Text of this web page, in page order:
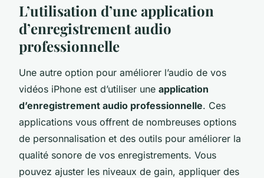
L’utilisation d’une application
d’enregistrement audio
professionnelle
Une autre option pour améliorer l’audio de vos
vidéos iPhone est d’utiliser une application
d’enregistrement audio professionnelle. Ces
applications vous offrent de nombreuses options
de personnalisation et des outils pour améliorer la
qualité sonore de vos enregistrements. Vous
pouvez ajuster les niveaux de gain, appliquer des